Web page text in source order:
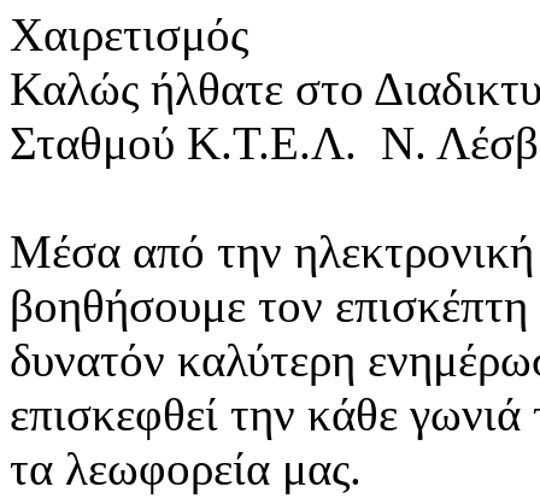
Χαιρετισμός
Καλώς ήλθατε στο
Σταθμού Κ.Τ.Ε.Λ. Ν.
Μέσα από την ηλεκτρονική
βοηθήσουμε τον
δυνατόν καλύτερη
επισκεφθεί την κάθε
τα λεωφορεία μας.